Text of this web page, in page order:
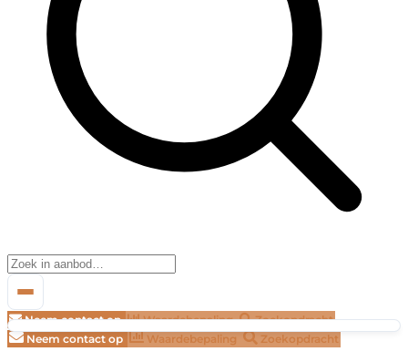
Neem contact op Waardebepaling
Zoekopdracht
Neem contact op
Waardebepaling Zoekopdracht